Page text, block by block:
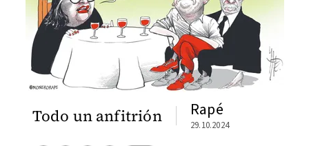
Todo un anfitrión Rapé
29.10.2024